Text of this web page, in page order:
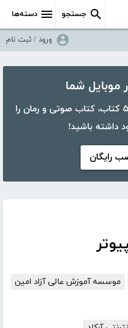
دسته‌ها جستجو
ورود / ثبت نام
با اپلیکیشن کتابراه، بیش از ۵۰،۰۰۰ کتاب، کتاب صوتی و رمان را
داشته باشید!
رایگان
موسسه آموزش عالی آزاد امین